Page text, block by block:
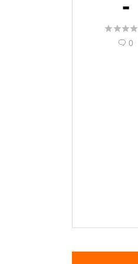
-

 0